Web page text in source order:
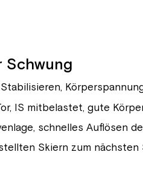
Schwung
IS mitbelastet, gute
schnelles Auflösen
Skiern zum nächsten